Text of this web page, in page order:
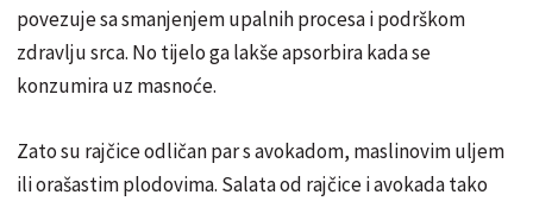
povezuje sa smanjenjem upalnih procesa i podrškom
zdravlju srca. No tijelo ga lakše apsorbira kada se
konzumira uz masnoće.
Zato su rajčice odličan par s avokadom, maslinovim uljem
ili orašastim plodovima. Salata od rajčice i avokada tako